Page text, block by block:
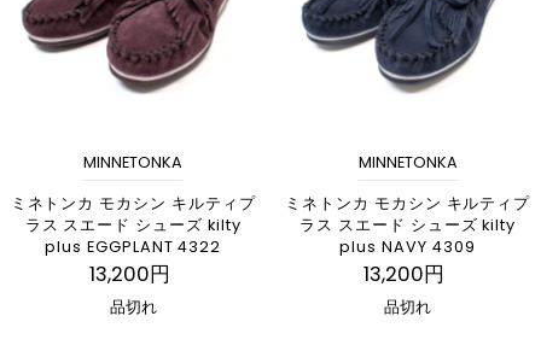
アルファベット順, Z-A
価格の安い順
MINNETONKA
ミネトンカ モカシン キルティプ
ラス スエード シューズ kilty
plus EGGPLANT 4322
13,200円
品切れ
MINNETONKA
ミネトンカ モカシン キルティプ
ラス スエード シューズ kilty
plus NAVY 4309
13,200円
品切れ